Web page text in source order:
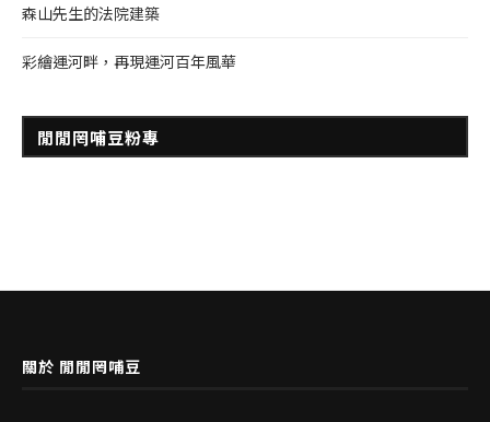
森山先生的法院建築
彩繪運河畔，再現運河百年風華
閒閒罔哺豆粉專
關於 閒閒罔哺豆